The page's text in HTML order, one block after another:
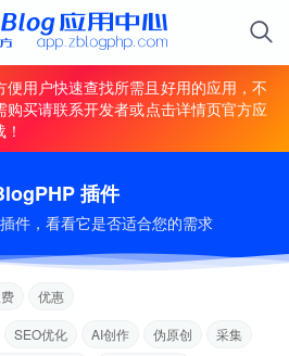
用户快速查找所需且好用的应用，不
买请联系开发者或点击详情页官方应
插件
件，看看它是否适合您的需求
优惠
SEO优化 AI创作 伪原创
采集